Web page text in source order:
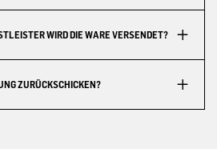
WIRD DIE WARE VERSENDET?
ZURÜCKSCHICKEN?